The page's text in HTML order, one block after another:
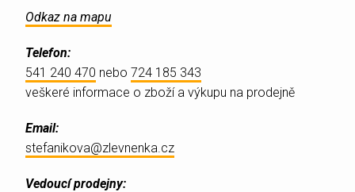
Odkaz na mapu
Telefon:
541 240 470 nebo 724 185 343
veškeré informace o zboží a výkupu na prodejně
Email:
stefanikova@zlevnenka.cz
Vedoucí prodejny: